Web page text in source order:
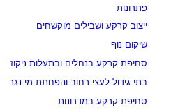
פתרונות
ייצוב קרקע ושבילים מוקשחים
שיקום נוף
סחיפת קרקע בנחלים ובתעלות ניקוז
בתי גידול לעצי רחוב והפחתת מי נגר
סחיפת קרקע במדרונות